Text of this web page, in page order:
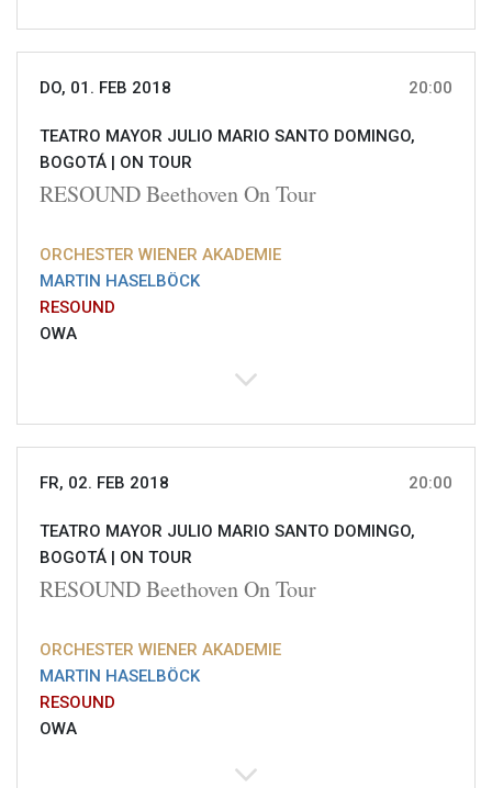
DO, 01. FEB 2018 20:00
TEATRO MAYOR JULIO MARIO SANTO DOMINGO,
BOGOTÁ | ON TOUR
RESOUND Beethoven On Tour
ORCHESTER WIENER AKADEMIE
MARTIN HASELBÖCK
RESOUND
OWA
FR, 02. FEB 2018 20:00
TEATRO MAYOR JULIO MARIO SANTO DOMINGO,
BOGOTÁ | ON TOUR
RESOUND Beethoven On Tour
ORCHESTER WIENER AKADEMIE
MARTIN HASELBÖCK
RESOUND
OWA